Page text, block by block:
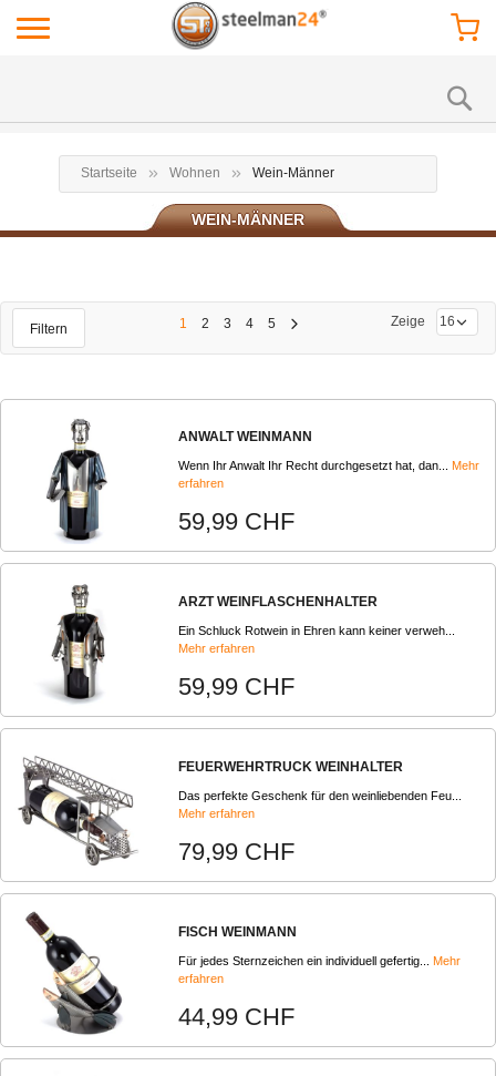
Startseite Wohnen Wein-Männer
WEIN-MÄNNER
Filtern 1 2 3 4 5 Zeige
ANWALT WEINMANN
Wenn Ihr Anwalt Ihr Recht durchgesetzt hat, dan... Mehr
erfahren
59,99 CHF
ARZT WEINFLASCHENHALTER
Ein Schluck Rotwein in Ehren kann keiner verweh...
Mehr erfahren
59,99 CHF
FEUERWEHRTRUCK WEINHALTER
Das perfekte Geschenk für den weinliebenden Feu...
Mehr erfahren
79,99 CHF
FISCH WEINMANN
Für jedes Sternzeichen ein individuell gefertig... Mehr
erfahren
44,99 CHF